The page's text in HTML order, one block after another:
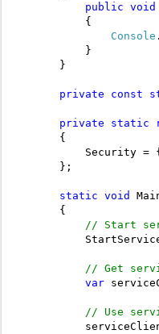
public void
{
Console
}
}
private const
private static
{
Security = {
};
static void
{
// Start
// Get
var
// Use